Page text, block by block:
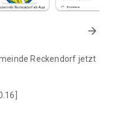
arrow_forward
Reckendorf jetzt